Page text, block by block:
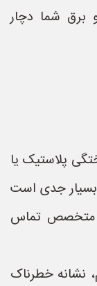
برق شما دچار
پلاستیک یا
بسیار جدی است
متخصص تماس
نشانه خطرناک